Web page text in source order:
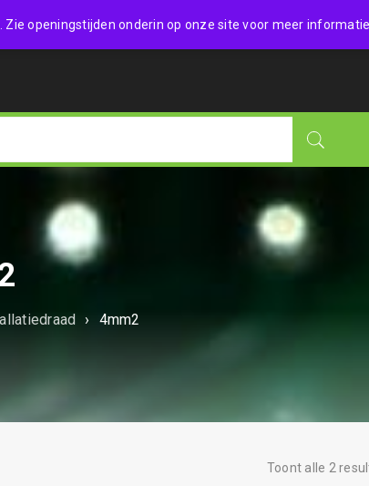
Zie openingstijden onderin op onze site voor meer informatie
Wishlist
› 4mm2
Toont alle 2